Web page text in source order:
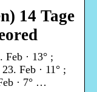
14 Tage
Feb · 13° ;
Feb · 11° ;
· 7° …